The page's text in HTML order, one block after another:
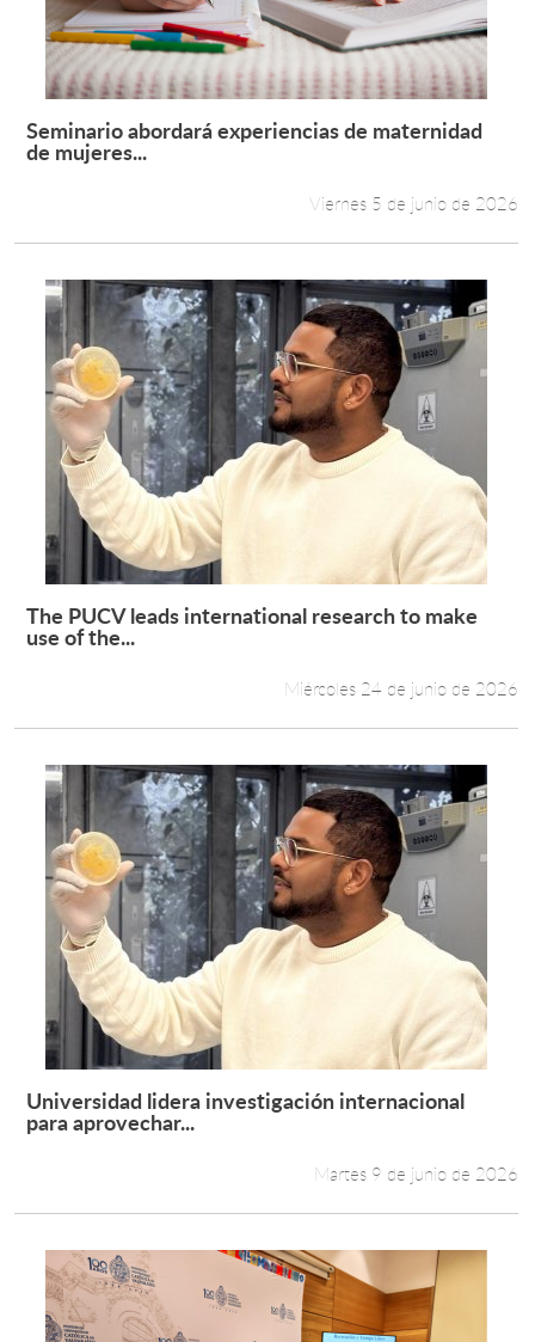
Leer más +
Seminario abordará experiencias de maternidad
de mujeres...
Viernes 5 de junio de 2026
Leer más +
The PUCV leads international research to make
use of the...
Miércoles 24 de junio de 2026
Leer más +
Universidad lidera investigación internacional
para aprovechar...
Martes 9 de junio de 2026